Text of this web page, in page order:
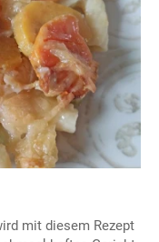
mit diesem Rezept